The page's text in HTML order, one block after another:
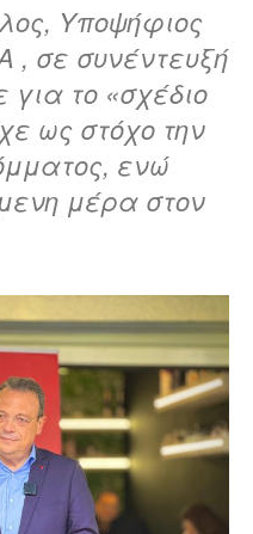
Υποψήφιος
, σε συνέντευξή
για το «σχέδιο
ως στόχο την
ενώ
μέρα στον